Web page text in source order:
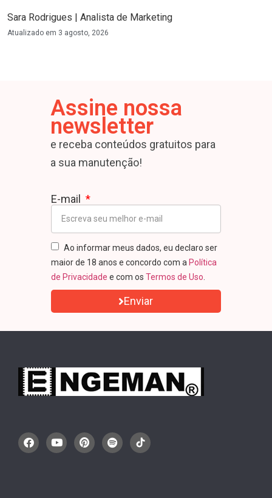
Sara Rodrigues | Analista de Marketing
Atualizado em 3 agosto, 2026
Assine nossa
newsletter
e receba conteúdos gratuitos para
a sua manutenção!
E-mail
Ao informar meus dados, eu declaro ser
maior de 18 anos e concordo com a Política
de Privacidade e com os Termos de Uso
Enviar